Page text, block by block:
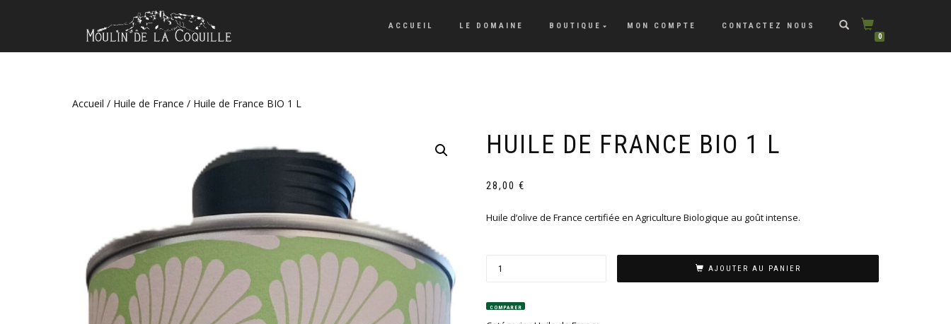
ACCUEIL LE DOMAINE BOUTIQUE MON COMPTE CONTACTEZ NOUS
0
Accueil / Huile de France / Huile de France BIO 1 L
HUILE DE FRANCE BIO 1 L
28,00 €
Huile d’olive de France certifiée en Agriculture Biologique au goût intense.
AJOUTER AU PANIER
COMPARER